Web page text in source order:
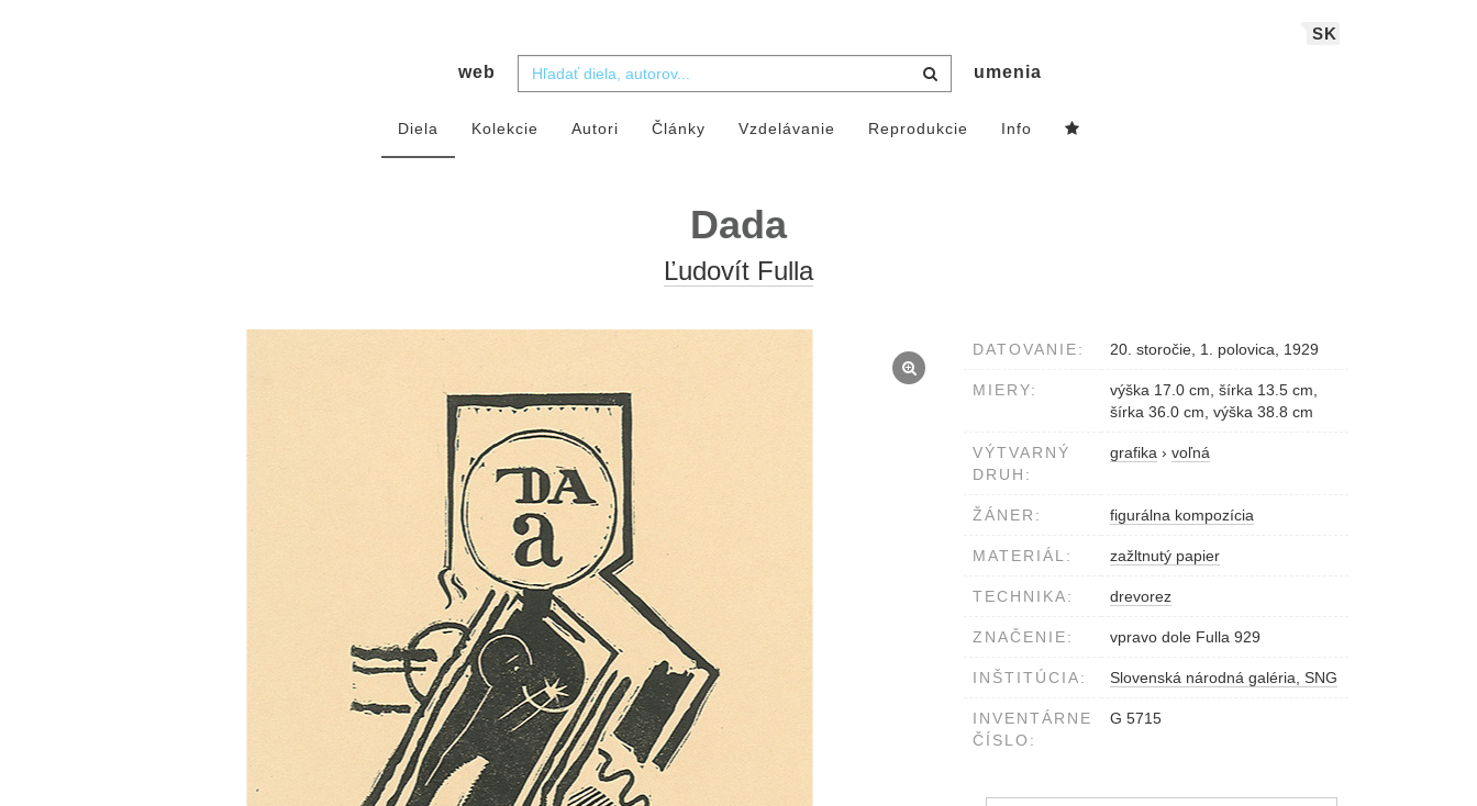
SK
web umenia
Diela Kolekcie Autori Články Vzdelávanie Reprodukcie Info
Dada
Ľudovít Fulla
DATOVANIE: 20. storočie, 1. polovica, 1929
MIERY:
výška 17.0 cm, šírka 13.5 cm,
šírka 36.0 cm, výška 38.8 cm
VÝTVARNÝ
DRUH:
grafika › voľná
ŽÁNER: figurálna kompozícia
MATERIÁL: zažltnutý papier
TECHNIKA: drevorez
ZNAČENIE: vpravo dole Fulla 929
INŠTITÚCIA: Slovenská národná galéria, SNG
INVENTÁRNE
ČÍSLO:
G 5715